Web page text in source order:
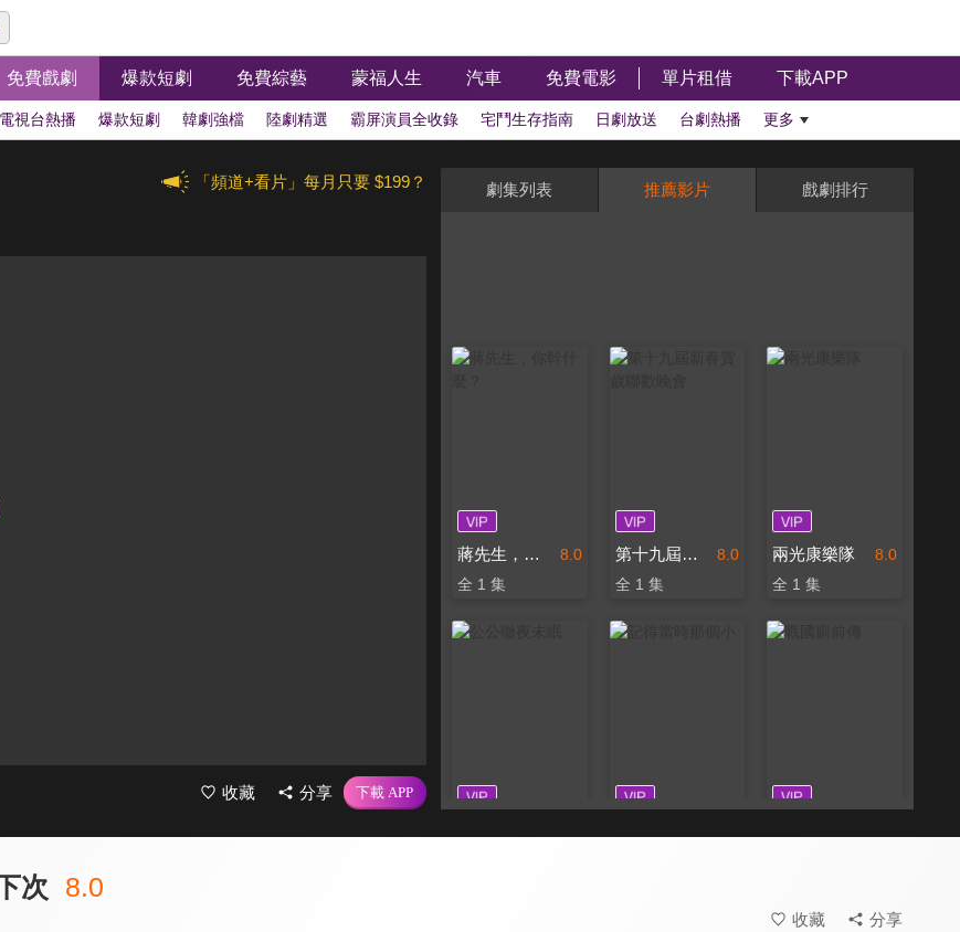
免費戲劇 爆款短劇 免費綜藝 蒙福人生 汽車 免費電影 單片租借 下載APP
電視台熱播 爆款短劇 韓劇強檔 陸劇精選 霸屏演員全收錄 宅鬥生存指南 日劇放送 台劇熱播 更多
「頻道+看片」每月只要 $199？
收藏 分享
劇集列表 推薦影片 戲劇排行
8.0
蔣先生，你幹什麼？
全 1 集
8.0
第十九屆新春賀歲聯歡晚會
全 1 集
8.0
兩光康樂隊
全 1 集
次 8.0
收藏 分享